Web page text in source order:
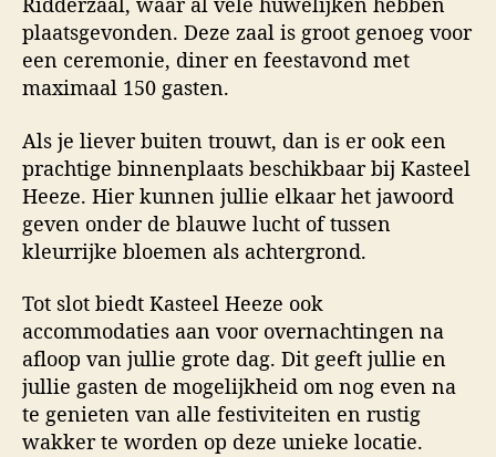
plaatsgevonden. Deze zaal is groot genoeg voor
een ceremonie, diner en feestavond met
maximaal 150 gasten.
Als je liever buiten trouwt, dan is er ook een
prachtige binnenplaats beschikbaar bij Kasteel
Heeze. Hier kunnen jullie elkaar het jawoord
geven onder de blauwe lucht of tussen
kleurrijke bloemen als achtergrond.
Tot slot biedt Kasteel Heeze ook
accommodaties aan voor overnachtingen na
afloop van jullie grote dag. Dit geeft jullie en
jullie gasten de mogelijkheid om nog even na
te genieten van alle festiviteiten en rustig
wakker te worden op deze unieke locatie.